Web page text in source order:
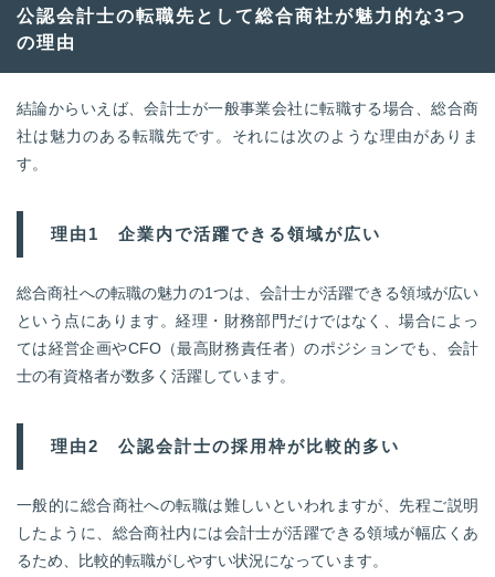
公認会計士の転職先として総合商社が魅力的な3つ
の理由
結論からいえば、会計士が一般事業会社に転職する場合、総合商
社は魅力のある転職先です。それには次のような理由がありま
す。
理由1 企業内で活躍できる領域が広い
総合商社への転職の魅力の1つは、会計士が活躍できる領域が広い
という点にあります。経理・財務部門だけではなく、場合によっ
ては経営企画やCFO（最高財務責任者）のポジションでも、会計
士の有資格者が数多く活躍しています。
理由2 公認会計士の採用枠が比較的多い
一般的に総合商社への転職は難しいといわれますが、先程ご説明
したように、総合商社内には会計士が活躍できる領域が幅広くあ
るため、比較的転職がしやすい状況になっています。